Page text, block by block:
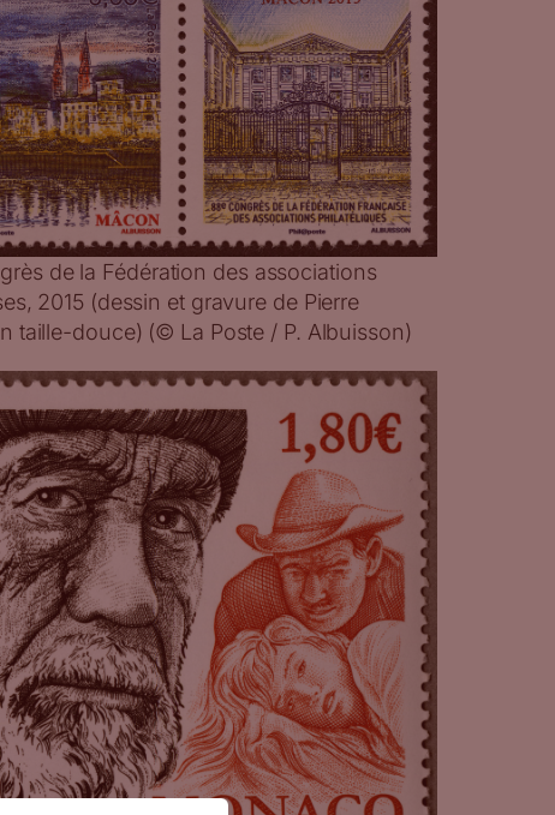
de la Fédération des associations
2015 (dessin et gravure de Pierre
taille-douce) (© La Poste / P. Albuisson)